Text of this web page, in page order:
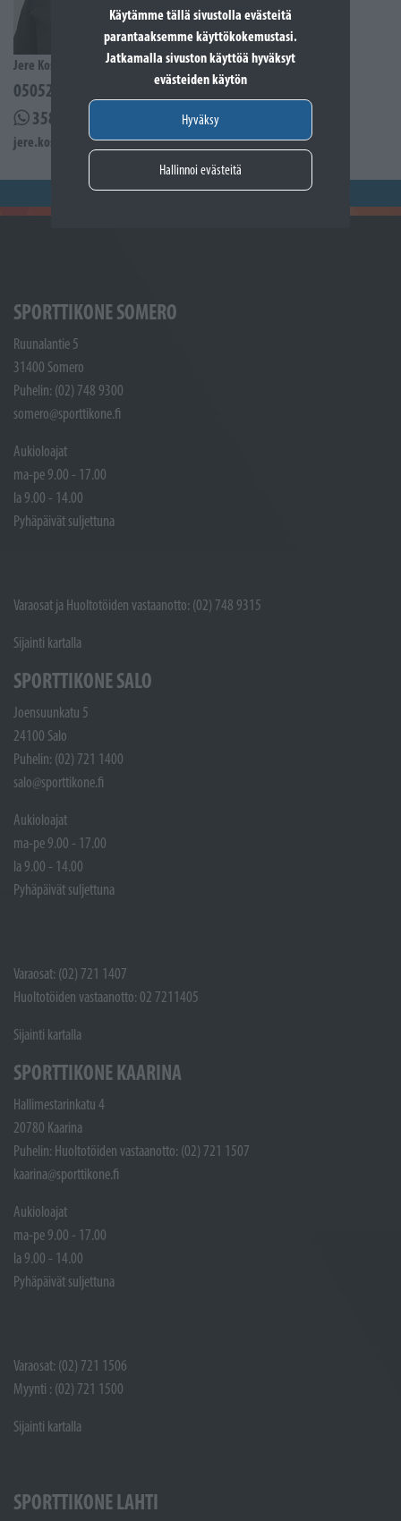
Käytämme tällä sivustolla evästeitä
parantaaksemme käyttökokemustasi.
Jatkamalla sivuston käyttöä hyväksyt
evästeiden käytön
Hyväksy
Hallinnoi evästeitä
Jere Kostiander
0505285939
358505285939
jere.kostiander@sporttikone.fi
SPORTTIKONE SOMERO
Ruunalantie 5
31400 Somero
Puhelin: (02) 748 9300
somero@sporttikone.fi
Aukioloajat
ma-pe 9.00 - 17.00
la 9.00 - 14.00
Pyhäpäivät suljettuna
Varaosat ja Huoltotöiden vastaanotto: (02) 748 9315
Sijainti kartalla
SPORTTIKONE SALO
Joensuunkatu 5
24100 Salo
Puhelin: (02) 721 1400
salo@sporttikone.fi
Aukioloajat
ma-pe 9.00 - 17.00
la 9.00 - 14.00
Pyhäpäivät suljettuna
Varaosat: (02) 721 1407
Huoltotöiden vastaanotto: 02 7211405
Sijainti kartalla
SPORTTIKONE KAARINA
Hallimestarinkatu 4
20780 Kaarina
Puhelin: Huoltotöiden vastaanotto: (02) 721 1507
kaarina@sporttikone.fi
Aukioloajat
ma-pe 9.00 - 17.00
la 9.00 - 14.00
Pyhäpäivät suljettuna
Varaosat: (02) 721 1506
Myynti : (02) 721 1500
Sijainti kartalla
SPORTTIKONE LAHTI